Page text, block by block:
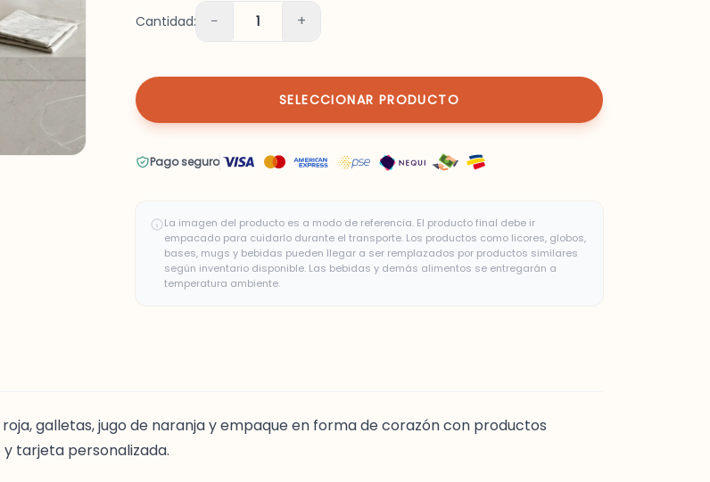
Cantidad: − 1 +
SELECCIONAR PRODUCTO
Pago seguro
La imagen del producto es a modo de referencia. El producto final debe ir
empacado para cuidarlo durante el transporte. Los productos como licores, globos,
bases, mugs y bebidas pueden llegar a ser remplazados por productos similares
según inventario disponible. Las bebidas y demás alimentos se entregarán a
temperatura ambiente.
galletas, jugo de naranja y empaque en forma de corazón con productos
tarjeta personalizada.